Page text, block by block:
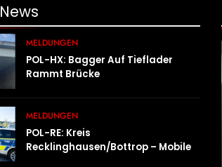
News
MELDUNGEN
POL-HX: Bagger Auf Tieflader
Rammt Brücke
MELDUNGEN
POL-RE: Kreis
Recklinghausen/Bottrop – Mobile